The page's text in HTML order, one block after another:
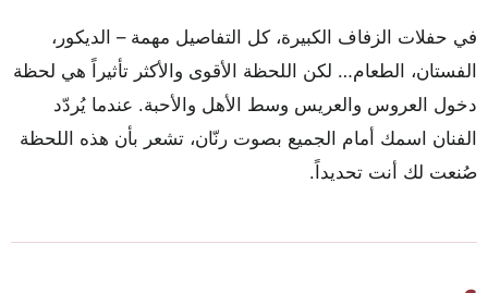
في حفلات الزفاف الكبيرة، كل التفاصيل مهمة – الديكور،
الفستان، الطعام… لكن اللحظة الأقوى والأكثر تأثيراً هي لحظة
دخول العروس والعريس وسط الأهل والأحبة. عندما يُردّد
الفنان اسمك أمام الجميع بصوت رنّان، تشعر بأن هذه اللحظة
صُنعت لك أنت تحديداً.